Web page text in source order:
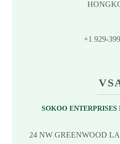
+1 929-
SOKOO
24 NW GREENWOOD